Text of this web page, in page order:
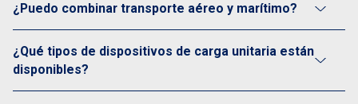
¿Puedo combinar transporte aéreo y marítimo?
¿Qué tipos de dispositivos de carga unitaria están
disponibles?